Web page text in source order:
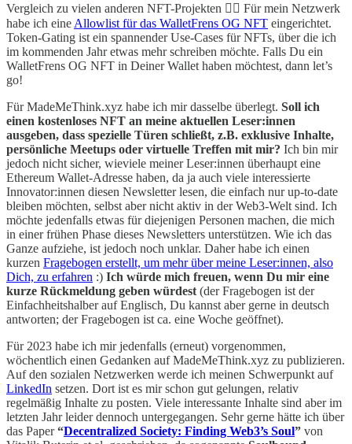
Vergleich zu vielen anderen NFT-Projekten 🤷‍♂️ Für mein Netzwerk
habe ich eine Allowlist für das WalletFrens OG NFT eingerichtet.
Token-Gating ist ein spannender Use-Cases für NFTs, über die ich
im kommenden Jahr etwas mehr schreiben möchte. Falls Du ein
WalletFrens OG NFT in Deiner Wallet haben möchtest, dann let’s
go!
Für MadeMeThink.xyz habe ich mir dasselbe überlegt. Soll ich
einen kostenloses NFT an meine aktuellen Leser:innen
ausgeben, dass spezielle Türen schließt, z.B. exklusive Inhalte,
persönliche Meetups oder virtuelle Treffen mit mir? Ich bin mir
jedoch nicht sicher, wieviele meiner Leser:innen überhaupt eine
Ethereum Wallet-Adresse haben, da ja auch viele interessierte
Innovator:innen diesen Newsletter lesen, die einfach nur up-to-date
bleiben möchten, selbst aber nicht aktiv in der Web3-Welt sind. Ich
möchte jedenfalls etwas für diejenigen Personen machen, die mich
in einer frühen Phase dieses Newsletters unterstützen. Wie ich das
Ganze aufziehe, ist jedoch noch unklar. Daher habe ich einen
kurzen Fragebogen erstellt, um mehr über meine Leser:innen, also
Dich, zu erfahren :) Ich würde mich freuen, wenn Du mir eine
kurze Rückmeldung geben würdest (der Fragebogen ist der
Einfachheitshalber auf Englisch, Du kannst aber gerne in deutsch
antworten; der Fragebogen ist ca. eine Woche geöffnet).
Für 2023 habe ich mir jedenfalls (erneut) vorgenommen,
wöchentlich einen Gedanken auf MadeMeThink.xyz zu publizieren.
Auf den sozialen Netzwerken werde ich meinen Schwerpunkt auf
LinkedIn setzen. Dort ist es mir schon gut gelungen, relativ
regelmäßig Inhalte zu posten. Viele interessante Inhalte sind aber im
letzten Jahr leider dennoch untergegangen. Sehr gerne hätte ich über
das Paper“Decentralized Society: Finding Web3’s Soul” von